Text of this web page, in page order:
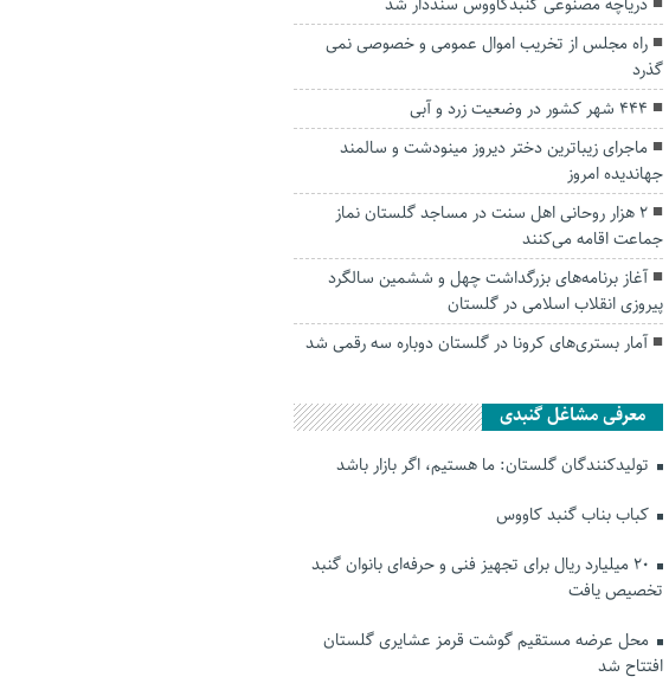
راه مجلس از تخریب اموال عمومی و خصوصی نمی
گذرد
۴۴۴ شهر کشور در وضعیت زرد و آبی
ماجرای زیباترین دختر دیروز مینودشت و سالمند
جهاندیده امروز
۲ هزار روحانی اهل سنت در مساجد گلستان نماز
جماعت اقامه می‌کنند
آغاز برنامه‌های بزرگداشت چهل و ششمین سالگرد
پیروزی انقلاب اسلامی در گلستان
آمار بستری‌های کرونا در گلستان دوباره سه رقمی شد
معرفی مشاغل گنبدی
تولیدکنندگان گلستان: ما هستیم، اگر بازار باشد
کباب بناب گنبد کاووس
۲۰ میلیارد ریال برای تجهیز فنی و حرفه‌ای بانوان گنبد
تخصیص یافت
محل عرضه مستقیم گوشت قرمز عشایری گلستان
افتتاح شد